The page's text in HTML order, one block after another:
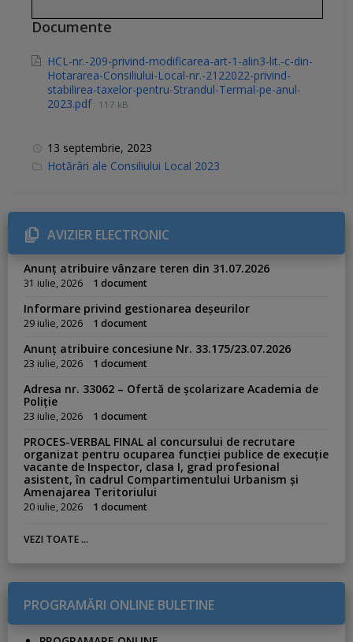
Documente
HCL-nr.-209-privind-modificarea-art-1-alin3-lit.-c-din-
Hotararea-Consiliului-Local-nr.-2122022-privind-
stabilirea-taxelor-pentru-Strandul-Termal-pe-anul-
2023.pdf 117 kB
13 septembrie, 2023
C
r
i
e
s
Hotărâri ale Consiliului Local 2023
AVIZIER ELECTRONIC
Anunț atribuire vânzare teren din 31.07.2026
31 iulie, 2026 1 document
Informare privind gestionarea deșeurilor
29 iulie, 2026 1 document
Anunț atribuire concesiune Nr. 33.175/23.07.2026
23 iulie, 2026 1 document
Adresa nr. 33062 – Ofertă de școlarizare Academia de
Poliție
23 iulie, 2026 1 document
PROCES-VERBAL FINAL al concursului de recrutare
organizat pentru ocuparea funcției publice de execuție
vacante de Inspector, clasa I, grad profesional
asistent, în cadrul Compartimentului Urbanism și
Amenajarea Teritoriului
20 iulie, 2026 1 document
VEZI TOATE ...
PROGRAMĂRI ONLINE BULETINE